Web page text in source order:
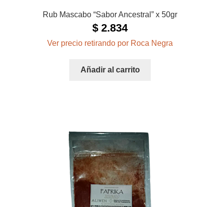
Rub Mascabo “Sabor Ancestral” x 50gr
$ 2.834
Ver precio retirando por Roca Negra
Añadir al carrito